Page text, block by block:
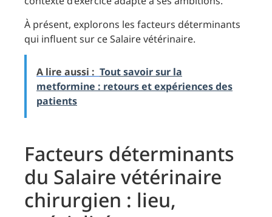
À présent, explorons les facteurs déterminants
qui influent sur ce Salaire vétérinaire.
A lire aussi : Tout savoir sur la
metformine : retours et expériences des
patients
Facteurs déterminants
du Salaire vétérinaire
chirurgien : lieu,